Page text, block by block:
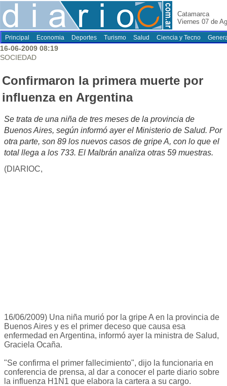
Catamarca
Viernes 07 de
Principal Economia Deportes Turismo Salud Ciencia y Tecno
16-06-2009 08:19
SOCIEDAD
Confirmaron la primera muerte por
influenza en Argentina
Se trata de una niña de tres meses de la provincia de
Buenos Aires, según informó ayer el Ministerio de Salud. Por
otra parte, son 89 los nuevos casos de gripe A, con lo que el
total llega a los 733. El Malbrán analiza otras 59 muestras.
(DIARIOC,
16/06/2009) Una niña murió por la gripe A en la provincia de
Buenos Aires y es el primer deceso que causa esa
enfermedad en Argentina, informó ayer la ministra de Salud,
Graciela Ocaña.
"Se confirma el primer fallecimiento", dijo la funcionaria en
conferencia de prensa, al dar a conocer el parte diario sobre
la influenza H1N1 que elabora la cartera a su cargo.